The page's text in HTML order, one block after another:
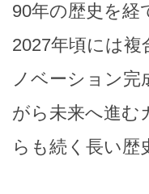
90年の歴史を経
2027年頃には
ノベーション
がら未来へ進む
らも続く長い